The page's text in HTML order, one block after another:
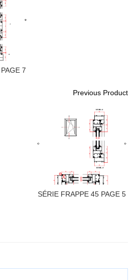
7
Previous Product
SÉRIE FRAPPE 45 PAGE 5